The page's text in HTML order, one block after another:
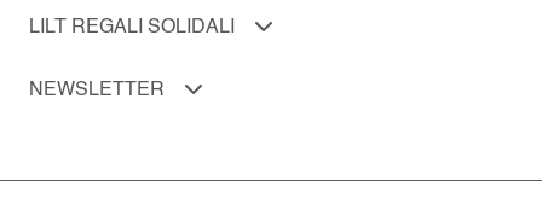
LILT REGALI SOLIDALI
NEWSLETTER